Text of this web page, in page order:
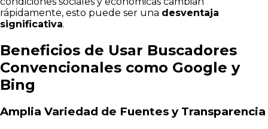
rápidamente, esto puede ser una desventaja
significativa.
Beneficios de Usar Buscadores
Convencionales como Google y
Bing
Amplia Variedad de Fuentes y Transparencia